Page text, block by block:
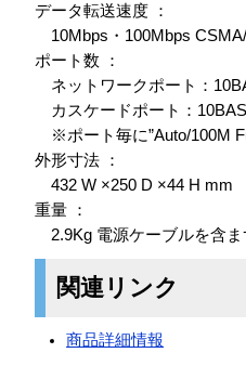
データ転送速度 ：
10Mbps・100Mbps
ポート数 ：
ネットワークポート：
カスケードポート：
※ポート毎に”Auto/100M
外形寸法 ：
432 W ×250 D ×44 H mm
重量 ：
2.9Kg 電源ケーブルを含ま
関連リンク
商品詳細情報